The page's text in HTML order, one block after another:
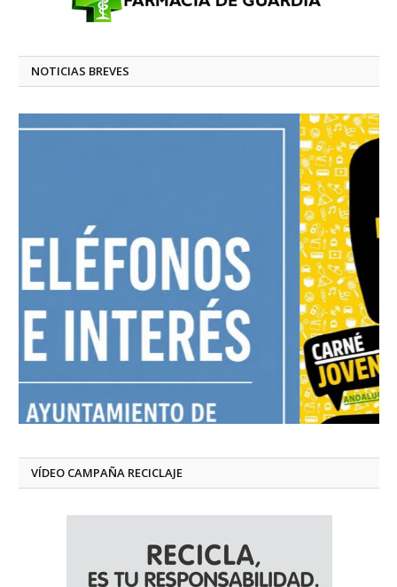
NOTICIAS BREVES
VÍDEO CAMPAÑA RECICLAJE